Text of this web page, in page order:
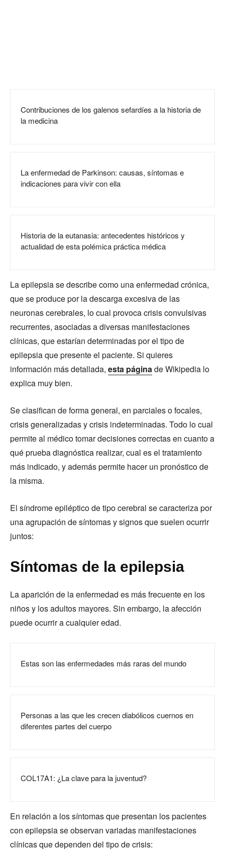
Contribuciones de los galenos sefardíes a la historia de
la medicina
La enfermedad de Parkinson: causas, síntomas e
indicaciones para vivir con ella
Historia de la eutanasia: antecedentes históricos y
actualidad de esta polémica práctica médica
La epilepsia se describe como una enfermedad crónica,
que se produce por la descarga excesiva de las
neuronas cerebrales, lo cual provoca crisis convulsivas
recurrentes, asociadas a diversas manifestaciones
clínicas, que estarían determinadas por el tipo de
epilepsia que presente el paciente. Si quieres
información más detallada, esta páginade Wikipedia lo
explica muy bien.
Se clasifican de forma general, en parciales o focales,
crisis generalizadas y crisis indeterminadas. Todo lo cual
permite al médico tomar decisiones correctas en cuanto a
qué prueba diagnóstica realizar, cual es el tratamiento
más indicado, y además permite hacer un pronóstico de
la misma.
El síndrome epiléptico de tipo cerebral se caracteriza por
una agrupación de síntomas y signos que suelen ocurrir
juntos:
Síntomas de la epilepsia
La aparición de la enfermedad es más frecuente en los
niños y los adultos mayores. Sin embargo, la afección
puede ocurrir a cualquier edad.
Estas son las enfermedades más raras del mundo
Personas a las que les crecen diabólicos cuernos en
diferentes partes del cuerpo
COL17A1: ¿La clave para la juventud?
En relación a los síntomas que presentan los pacientes
con epilepsia se observan variadas manifestaciones
clínicas que dependen del tipo de crisis: